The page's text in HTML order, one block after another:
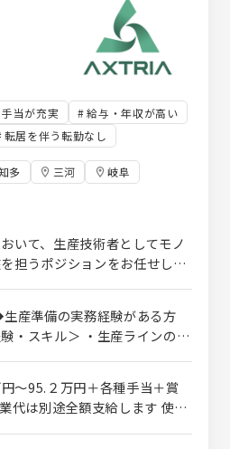
当が充実
給与・年収が高い
転居を伴う転勤なし
多 三河
岐阜
いて、生産技術者としてモノ
担うポジションをお任せしま
るか」を考え、形にしていく
ラインの設計・立ち上げか
た工程整備、生産体制の課題
幅広く関わり、生産性の高
ラインを構築していきます。
産準備の実務経験がある方
・スキル＞ ・生産ラインの工
の使用経験者（治具設計経験
他部署との折衝/調整経験
～95.２万円＋各種手当＋賞
代は別途全額支給します 使用